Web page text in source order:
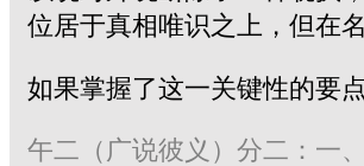
位居于真相唯识之上，但在
如果掌握了这一关键性的要
午二（广说彼义）分二：一